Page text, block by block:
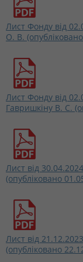
Лист Фонду від
О. В.
Лист Фонду від
Гавришкіну В. С.
Лист від
(опубліковано
Лист від
(опубліковано